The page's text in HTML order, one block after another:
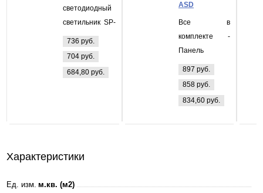
светодиодный
светильник SP-
PLT600NV 3200
Лм 36W/6500K
ip40 Опал
736 руб.
704 руб.
684,80 руб.
ASD
Все в
комплекте -
Панель
светодиодная
LP-eco
ПРИЗМА 36Вт
160-260В
897 руб.
858 руб.
834,60 руб.
Характеристики
Ед. изм. м.кв. (м2)